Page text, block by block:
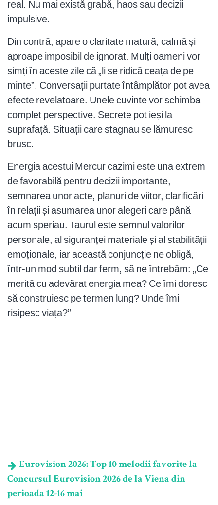
real. Nu mai există grabă, haos sau decizii
impulsive.
Din contră, apare o claritate matură, calmă și
aproape imposibil de ignorat. Mulți oameni vor
simți în aceste zile că „li se ridică ceața de pe
minte”. Conversații purtate întâmplător pot avea
efecte revelatoare. Unele cuvinte vor schimba
complet perspective. Secrete pot ieși la
suprafață. Situații care stagnau se lămuresc
brusc.
Energia acestui Mercur cazimi este una extrem
de favorabilă pentru decizii importante,
semnarea unor acte, planuri de viitor, clarificări
în relații și asumarea unor alegeri care până
acum speriau. Taurul este semnul valorilor
personale, al siguranței materiale și al stabilității
emoționale, iar această conjuncție ne obligă,
într-un mod subtil dar ferm, să ne întrebăm: „Ce
merită cu adevărat energia mea? Ce îmi doresc
să construiesc pe termen lung? Unde îmi
risipesc viața?”
Eurovision 2026: Top 10 melodii favorite la
Concursul Eurovision 2026 de la Viena din
perioada 12-16 mai